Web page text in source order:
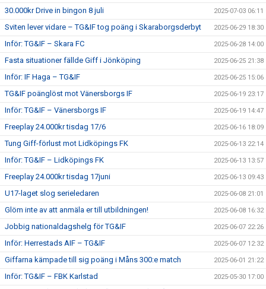
30.000kr Drive in bingon 8 juli 2025-07-03 06:11
Sviten lever vidare – TG&IF tog poäng i Skaraborgsderbyt 2025-06-29 18:30
Inför: TG&IF – Skara FC 2025-06-28 14:00
Fasta situationer fällde Giff i Jönköping 2025-06-25 21:38
Inför: IF Haga – TG&IF 2025-06-25 15:06
TG&IF poänglöst mot Vänersborgs IF 2025-06-19 23:17
Inför: TG&IF – Vänersborgs IF 2025-06-19 14:47
Freeplay 24.000kr tisdag 17/6 2025-06-16 18:09
Tung Giff-förlust mot Lidköpings FK 2025-06-13 22:14
Inför: TG&IF – Lidköpings FK 2025-06-13 13:57
Freeplay 24.000kr tisdag 17juni 2025-06-13 09:43
U17-laget slog serieledaren 2025-06-08 21:01
Glöm inte av att anmäla er till utbildningen! 2025-06-08 16:32
Jobbig nationaldagshelg för TG&IF 2025-06-07 22:26
Inför: Herrestads AIF – TG&IF 2025-06-07 12:32
Giffarna kämpade till sig poäng i Måns 300:e match 2025-06-01 21:22
Inför: TG&IF – FBK Karlstad 2025-05-30 17:00